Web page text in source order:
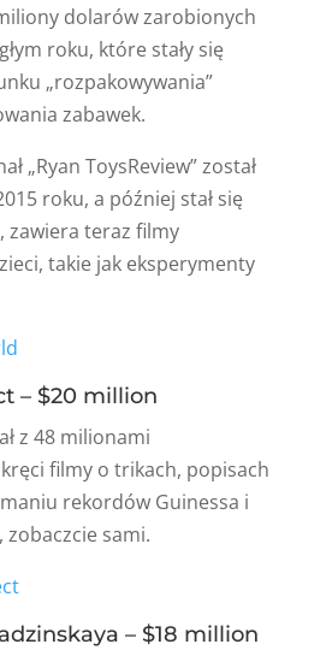
dolarów zarobionych
roku, które stały się
„rozpakowywania”
zabawek.
„Ryan ToysReview” został
roku, a później stał się
zawiera teraz filmy
takie jak eksperymenty
– $20 million
z 48 milionami
filmy o trikach, popisach
rekordów Guinessa i
sami.
– $18 million